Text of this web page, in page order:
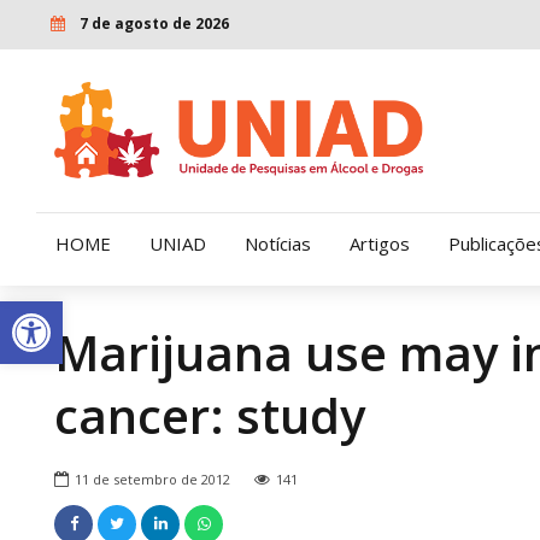
Open toolbar
7 de agosto de 2026
HOME UNIAD
Quem Somos
Diretoria
LENAD
Notícias Artigos
Marijuana use may
cancer: study
11 de setembro de 2012 141